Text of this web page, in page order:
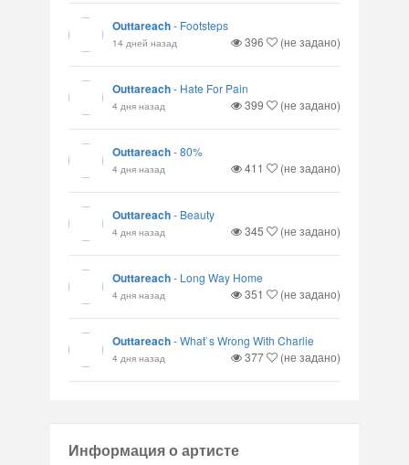
Outtareach- Footsteps
14 дней назад 396 (не задано)
Outtareach- Hate For Pain
4 дня назад 399 (не задано)
Outtareach-80%
4 дня назад 411 (не задано)
Outtareach- Beauty
4 дня назад 345 (не задано)
Outtareach- Long Way Home
4 дня назад 351 (не задано)
Outtareach-What`s Wrong With Charlie
4 дня назад 377 (не задано)
Информация о артисте